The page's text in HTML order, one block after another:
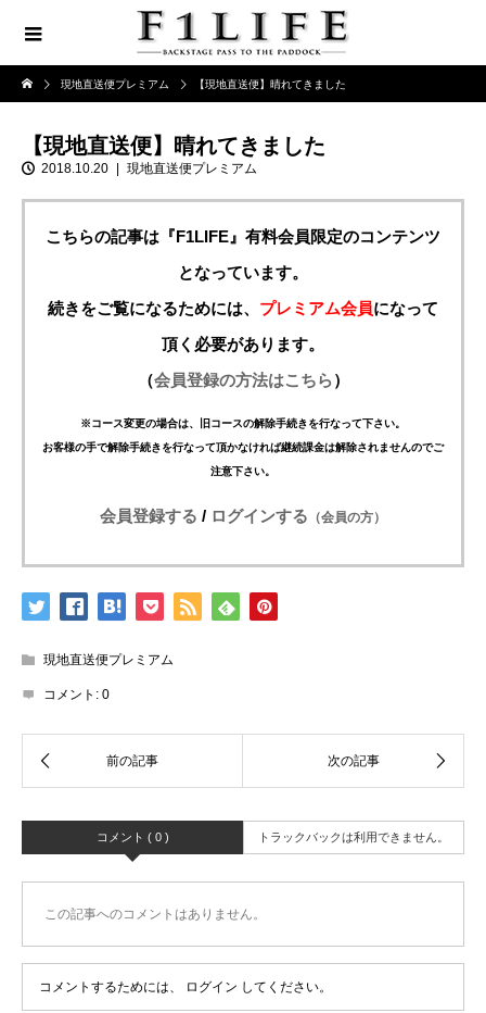
現地直送便プレミアム 【現地直送便】晴れてきました
【現地直送便】晴れてきました
2018.10.20 現地直送便プレミアム
こちらの記事は『F1LIFE』有料会員限定のコンテンツ
となっています。
続きをご覧になるためには、 プレミアム会員になって
頂く必要があります。
（会員登録の方法はこちら）
※コース変更の場合は、旧コースの解除手続きを行なって下さい。
お客様の手で解除手続きを行なって頂かなければ継続課金は解除されませんのでご
注意下さい。
会員登録する / ログインする （会員の方）
現地直送便プレミアム
コメント: 0
コメント ( 0 ) トラックバックは利用できません。
この記事へのコメントはありません。
コメントするためには、 ログイン してください。